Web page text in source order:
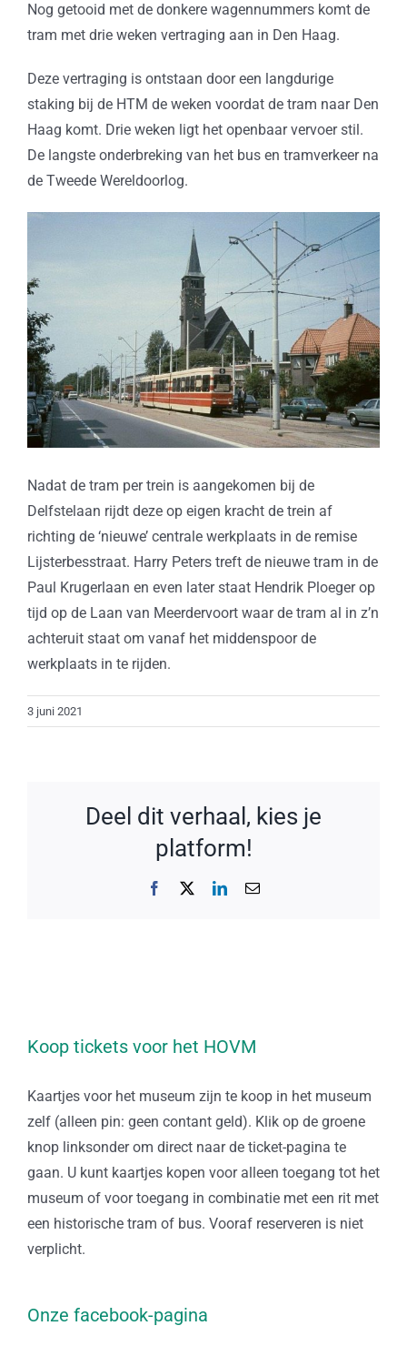
Nog getooid met de donkere wagennummers komt de
tram met drie weken vertraging aan in Den Haag.
Deze vertraging is ontstaan door een langdurige
staking bij de HTM de weken voordat de tram naar Den
Haag komt. Drie weken ligt het openbaar vervoer stil.
De langste onderbreking van het bus en tramverkeer na
de Tweede Wereldoorlog.
Nadat de tram per trein is aangekomen bij de
Delfstelaan rijdt deze op eigen kracht de trein af
richting de ‘nieuwe’ centrale werkplaats in de remise
Lijsterbesstraat. Harry Peters treft de nieuwe tram in de
Paul Krugerlaan en even later staat Hendrik Ploeger op
tijd op de Laan van Meerdervoort waar de tram al in z’n
achteruit staat om vanaf het middenspoor de
werkplaats in te rijden.
3 juni 2021
Deel dit verhaal, kies je
platform!
Facebook LinkedIn
E-
Koop tickets voor het HOVM
Kaartjes voor het museum zijn te koop in het museum
zelf (alleen pin: geen contant geld). Klik op de groene
knop linksonder om direct naar de ticket-pagina te
gaan. U kunt kaartjes kopen voor alleen toegang tot het
museum of voor toegang in combinatie met een rit met
een historische tram of bus. Vooraf reserveren is niet
verplicht.
Onze facebook-pagina